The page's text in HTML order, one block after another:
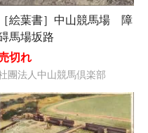
［絵葉書］中山競馬場 障
馬場坂路
切れ
團法人中山競馬倶楽部